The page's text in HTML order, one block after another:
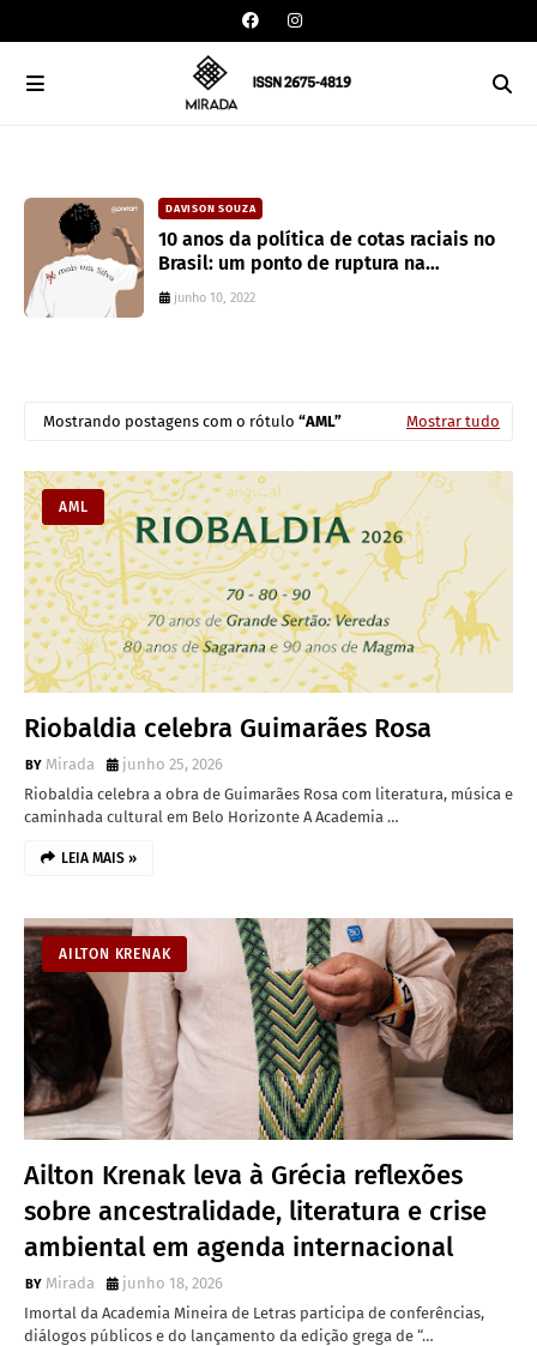
DAVISON SOUZA
10 anos da política de cotas raciais no
Brasil: um ponto de ruptura na
colonialidade
junho 10, 2022
Mostrando postagens com o rótulo AML Mostrar tudo
AML
Riobaldia celebra Guimarães Rosa
Mirada
junho 25, 2026
Riobaldia celebra a obra de Guimarães Rosa com literatura, música e
caminhada cultural em Belo Horizonte A Academia …
LEIA MAIS »
AILTON KRENAK
Ailton Krenak leva à Grécia reflexões
sobre ancestralidade, literatura e crise
ambiental em agenda internacional
Mirada
junho 18, 2026
Imortal da Academia Mineira de Letras participa de conferências,
diálogos públicos e do lançamento da edição grega de “…